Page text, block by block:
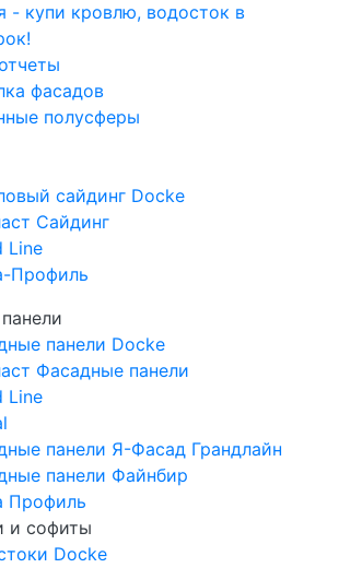
- купи кровлю, водосток в
фасадов
полусферы
сайдинг Docke
Сайдинг
Line
Профиль
панели Docke
Фасадные панели
Line
панели Я-Фасад Грандлайн
панели Файнбир
Профиль
и софиты
Docke